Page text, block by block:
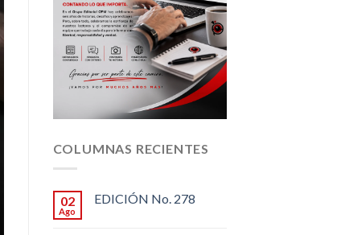
COLUMNAS RECIENTES
02
Ago
EDICIÓN No. 278